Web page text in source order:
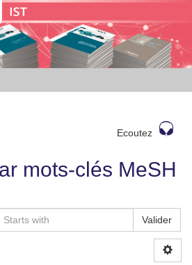
Ecoutez
mots-clés MeSH
Valider